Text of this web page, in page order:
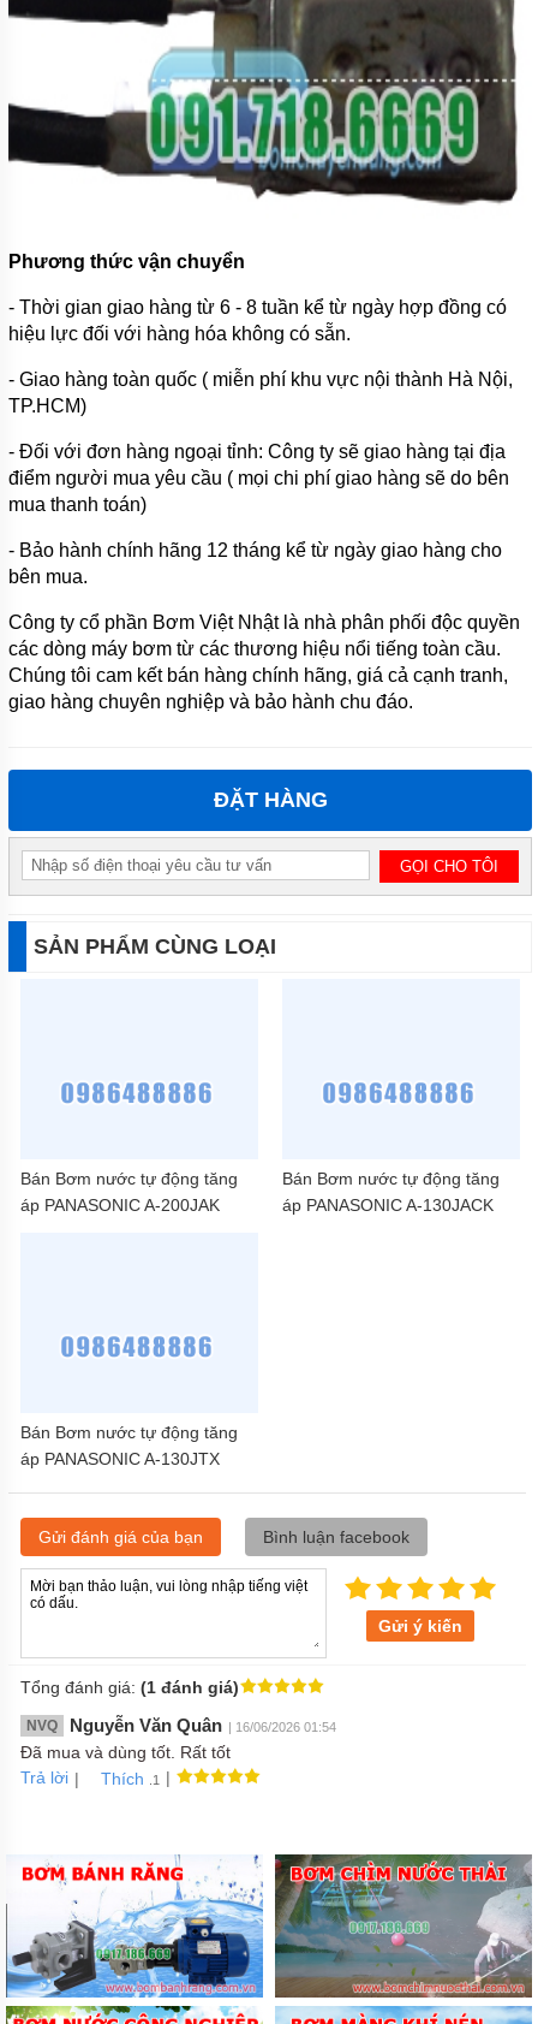
Phương thức vận chuyển
- Thời gian giao hàng từ 6 - 8 tuần kể từ ngày hợp đồng có
hiệu lực đối với hàng hóa không có sẵn.
- Giao hàng toàn quốc ( miễn phí khu vực nội thành Hà Nội,
TP.HCM)
- Đối với đơn hàng ngoại tỉnh: Công ty sẽ giao hàng tại địa
điểm người mua yêu cầu ( mọi chi phí giao hàng sẽ do bên
mua thanh toán)
- Bảo hành chính hãng 12 tháng kể từ ngày giao hàng cho
bên mua.
Công ty cổ phần Bơm Việt Nhật là nhà phân phối độc quyền
các dòng máy bơm từ các thương hiệu nổi tiếng toàn cầu.
Chúng tôi cam kết bán hàng chính hãng, giá cả cạnh tranh,
giao hàng chuyên nghiệp và bảo hành chu đáo.
ĐẶT HÀNG
SẢN PHẨM CÙNG LOẠI
Bán Bơm nước tự động tăng
áp PANASONIC A-200JAK
Bán Bơm nước tự động tăng
áp PANASONIC A-130JACK
Bán Bơm nước tự động tăng
áp PANASONIC A-130JTX
Gửi đánh giá của bạn Bình luận facebook
Gửi ý kiến
Tổng đánh giá: (1 đánh giá)
NVQ Nguyễn Văn Quân | 16/06/2026 01:54
Đã mua và dùng tốt. Rất tốt
Trả lời | Thích .1 |